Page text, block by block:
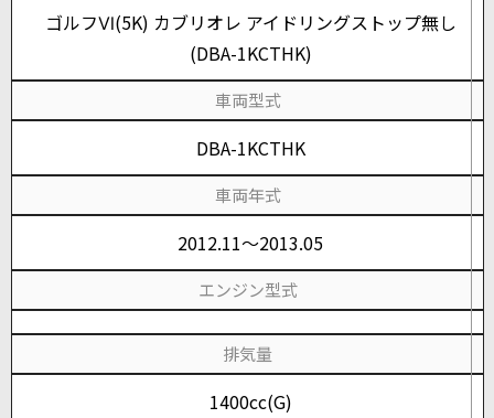
ゴルフⅥ(5K) カブリオレ アイドリングストップ無し
(DBA-1KCTHK)
車両型式
DBA-1KCTHK
車両年式
2012.11～2013.05
エンジン型式
排気量
1400cc(G)